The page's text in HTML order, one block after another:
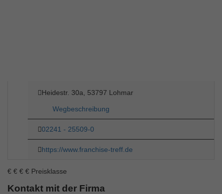
Heidestr. 30a, 53797 Lohmar
Wegbeschreibung
02241 - 25509-0
https://www.franchise-treff.de
€ € € € Preisklasse
Kontakt mit der Firma